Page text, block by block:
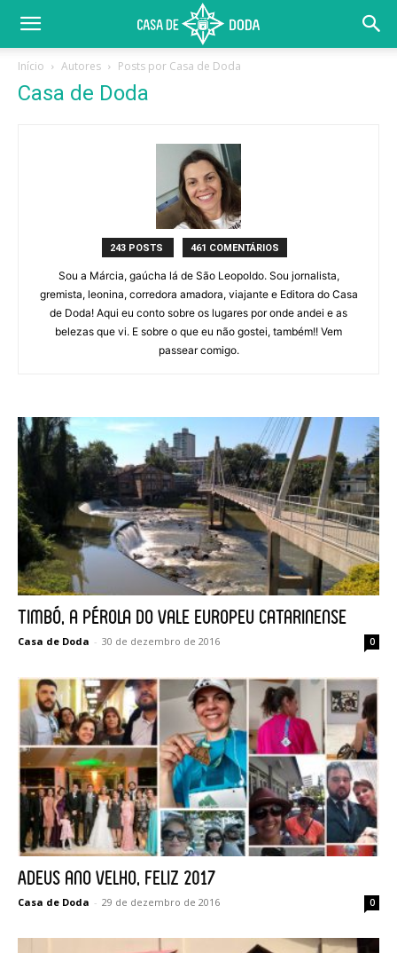
Início Autores Posts por Casa de Doda
Casa de Doda
243 POSTS 461 COMENTÁRIOS
Sou a Márcia, gaúcha lá de São Leopoldo. Sou jornalista,
gremista, leonina, corredora amadora, viajante e Editora do Casa
de Doda! Aqui eu conto sobre os lugares por onde andei e as
belezas que vi. E sobre o que eu não gostei, também!! Vem
passear comigo.
Timbó, a pérola do Vale Europeu Catarinense
Casa de Doda - 30 de dezembro de 2016 0
Adeus ano velho, Feliz 2017
Casa de Doda - 29 de dezembro de 2016 0